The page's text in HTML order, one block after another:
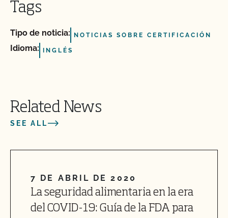
Tags
Tipo de noticia: NOTICIAS SOBRE CERTIFICACIÓN
Idioma: INGLÉS
Related News
SEE ALL
7 DE ABRIL DE 2020
La seguridad alimentaria en la era
del COVID-19: Guía de la FDA para